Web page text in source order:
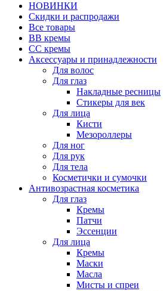
НОВИНКИ
Скидки и распродажи
Все товары
BB кремы
CC кремы
Аксессуары и принадлежности
Для волос
Для глаз
Накладные ресницы
Стикеры для век
Для лица
Кисти
Мезороллеры
Для ног
Для рук
Для тела
Косметички и сумочки
Антивозрастная косметика
Для глаз
Кремы
Патчи
Эссенции
Для лица
Кремы
Маски
Масла
Мисты и спреи